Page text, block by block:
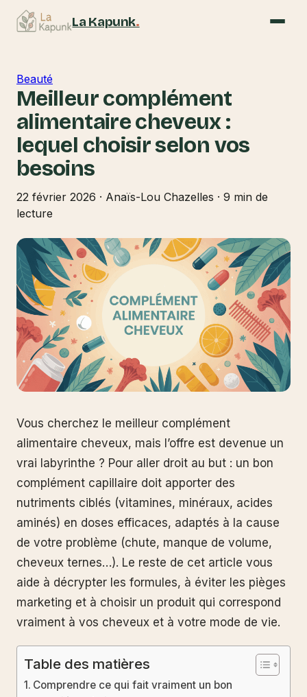
La Kapunk.
Beauté
Meilleur complément
alimentaire cheveux :
lequel choisir selon vos
besoins
22 février 2026 · Anaïs-Lou Chazelles · 9 min de
lecture
Vous cherchez le meilleur complément
alimentaire cheveux, mais l’offre est devenue un
vrai labyrinthe ? Pour aller droit au but : un bon
complément capillaire doit apporter des
nutriments ciblés (vitamines, minéraux, acides
aminés) en doses efficaces, adaptés à la cause
de votre problème (chute, manque de volume,
cheveux ternes…). Le reste de cet article vous
aide à décrypter les formules, à éviter les pièges
marketing et à choisir un produit qui correspond
vraiment à vos cheveux et à votre mode de vie.
Table des matières
Comprendre ce qui fait vraiment un bon